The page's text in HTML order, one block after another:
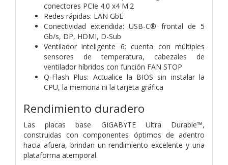
conectores PCIe 4.0 x4 M.2
Redes rápidas: LAN GbE
Conectividad extendida: USB-C® frontal de 5
Gb/s, DP, HDMI, D-Sub
Ventilador inteligente 6: cuenta con múltiples
sensores de temperatura, cabezales de
ventilador híbridos con función FAN STOP
Q-Flash Plus: Actualice la BIOS sin instalar la
CPU, la memoria ni la tarjeta gráfica
Rendimiento duradero
Las placas base GIGABYTE Ultra Durable™,
construidas con componentes óptimos de adentro
hacia afuera, brindan un rendimiento excelente y una
plataforma atemporal.